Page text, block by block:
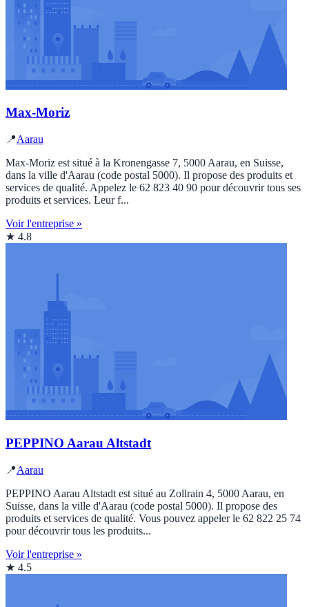
Max-Moriz
📍Aarau
Max-Moriz est situé à la Kronengasse 7, 5000 Aarau, en Suisse,
dans la ville d'Aarau (code postal 5000). Il propose des produits et
services de qualité. Appelez le 62 823 40 90 pour découvrir tous ses
produits et services. Leur f...
Voir l'entreprise »
★ 4.8
PEPPINO Aarau Altstadt
📍Aarau
PEPPINO Aarau Altstadt est situé au Zollrain 4, 5000 Aarau, en
Suisse, dans la ville d'Aarau (code postal 5000). Il propose des
produits et services de qualité. Vous pouvez appeler le 62 822 25 74
pour découvrir tous les produits...
Voir l'entreprise »
★ 4.5